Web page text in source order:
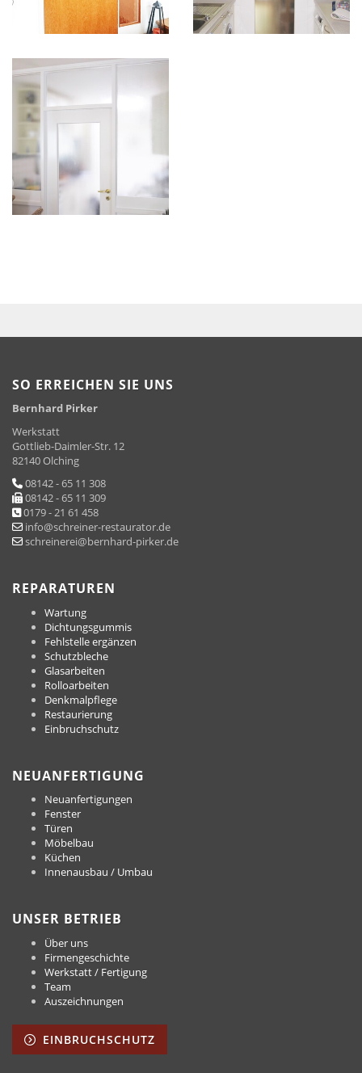
SO ERREICHEN SIE UNS
Bernhard Pirker
Werkstatt
Gottlieb-Daimler-Str. 12
82140 Olching
08142 - 65 11 308
08142 - 65 11 309
0179 - 21 61 458
info@schreiner-restaurator.de
schreinerei@bernhard-pirker.de
REPARATUREN
Wartung
Dichtungsgummis
Fehlstelle ergänzen
Schutzbleche
Glasarbeiten
Rolloarbeiten
Denkmalpflege
Restaurierung
Einbruchschutz
NEUANFERTIGUNG
Neuanfertigungen
Fenster
Türen
Möbelbau
Küchen
Innenausbau / Umbau
UNSER BETRIEB
Über uns
Firmengeschichte
Werkstatt / Fertigung
Team
Auszeichnungen
EINBRUCHSCHUTZ